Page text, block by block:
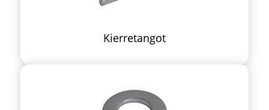
Kierretangot